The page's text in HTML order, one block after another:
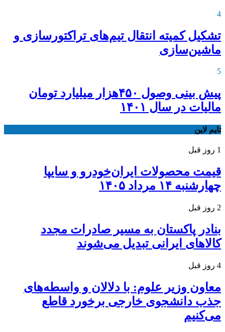
4
تشکیل کمیته انتقال تیم‌های تراکتورسازی و
ماشین‌سازی
5
پیش بینی وصول ۴۵۰هزار میلیارد تومان
مالیات در سال ۱۴۰۱
تایم لاین
1 روز قبل
قیمت محصولات ایران‌خودرو و سایپا
چهارشنبه ۱۴ مرداد ۱۴۰۵
2 روز قبل
بنادر پاکستان به مسیر صادرات مجدد
کالاهای ایرانی تبدیل می‌شوند
4 روز قبل
معاون وزیر علوم: با دلالان و واسطه‌های
جذب دانشجوی خارجی برخورد قاطع
می‌کنیم